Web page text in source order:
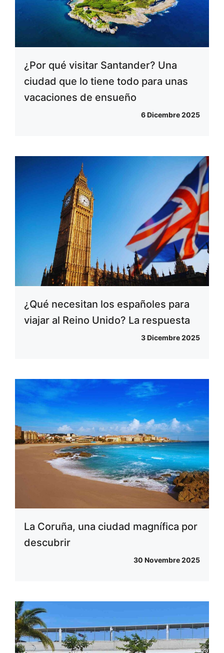
¿Por qué visitar Santander? Una
ciudad que lo tiene todo para unas
vacaciones de ensueño
6 Dicembre 2025
¿Qué necesitan los españoles para
viajar al Reino Unido? La respuesta
3 Dicembre 2025
La Coruña, una ciudad magnífica por
descubrir
30 Novembre 2025